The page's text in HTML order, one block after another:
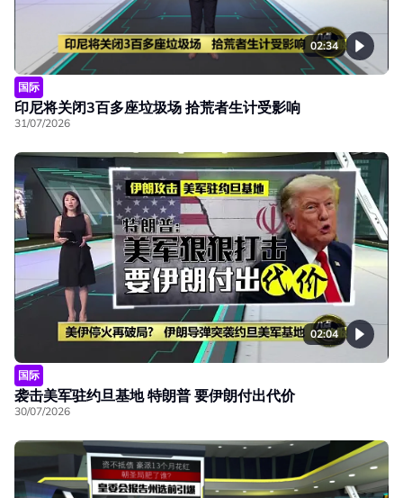
02:34
国际
印尼将关闭3百多座垃圾场 拾荒者生计受影响
31/07/2026
02:04
国际
袭击美军驻约旦基地 特朗普 要伊朗付出代价
30/07/2026